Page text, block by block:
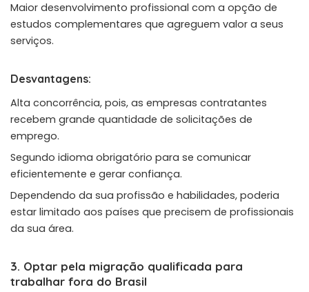
Maior desenvolvimento profissional com a opção de
estudos complementares que agreguem valor a seus
serviços.
Desvantagens:
Alta concorrência, pois, as empresas contratantes
recebem grande quantidade de solicitações de
emprego.
Segundo idioma obrigatório para se comunicar
eficientemente e gerar confiança.
Dependendo da sua profissão e habilidades, poderia
estar limitado aos países que precisem de profissionais
da sua área.
3. Optar pela migração qualificada para
trabalhar fora do Brasil